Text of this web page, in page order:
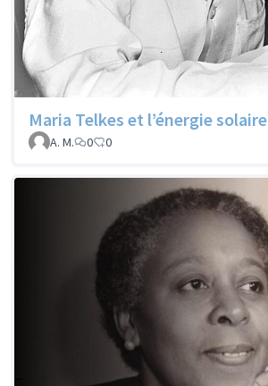
Maria Telkes et l’énergie solaire
A. M.
0 0